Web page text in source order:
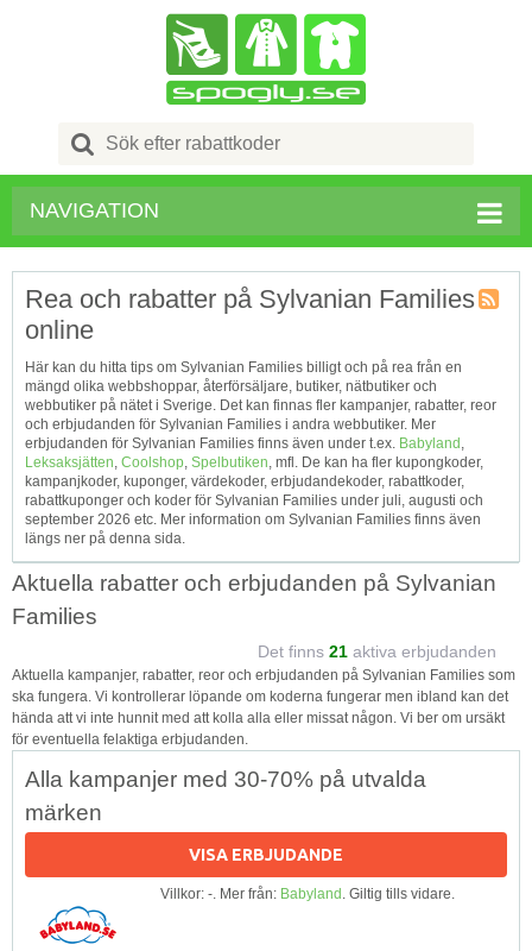
Search
for:
NAVIGATION
Rea och rabatter på Sylvanian Families
online
Här kan du hitta tips om Sylvanian Families billigt och på rea från en
mängd olika webbshoppar, återförsäljare, butiker, nätbutiker och
webbutiker på nätet i Sverige. Det kan finnas fler kampanjer, rabatter, reor
och erbjudanden för Sylvanian Families i andra webbutiker. Mer
erbjudanden för Sylvanian Families finns även under t.ex. Babyland ,
Leksaksjätten, Coolshop, Spelbutiken, mfl. De kan ha fler kupongkoder,
kampanjkoder, kuponger, värdekoder, erbjudandekoder, rabattkoder,
rabattkuponger och koder för Sylvanian Families under juli, augusti och
september 2026 etc. Mer information om Sylvanian Families finns även
längs ner på denna sida.
Aktuella rabatter och erbjudanden på Sylvanian
Families
Det finns 21 aktiva erbjudanden
Aktuella kampanjer, rabatter, reor och erbjudanden på Sylvanian Families som
ska fungera. Vi kontrollerar löpande om koderna fungerar men ibland kan det
hända att vi inte hunnit med att kolla alla eller missat någon. Vi ber om ursäkt
för eventuella felaktiga erbjudanden.
Alla kampanjer med 30-70% på utvalda
märken
VISA ERBJUDANDE
Villkor: -. Mer från: Babyland. Giltig tills vidare.